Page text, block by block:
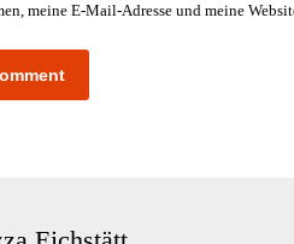
meine E-Mail-Adresse und meine